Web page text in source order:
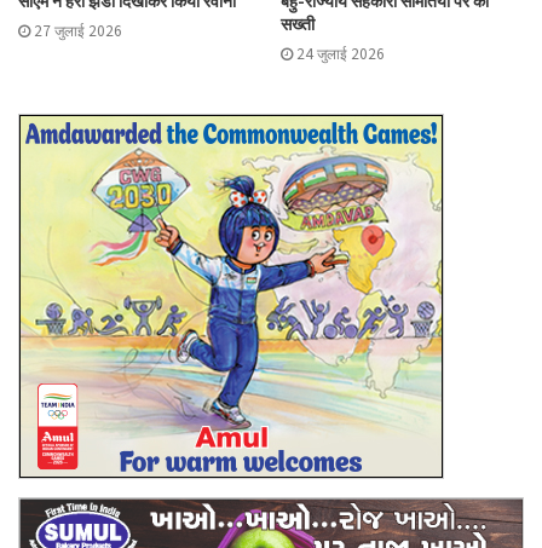
27 जुलाई 2026
सख्ती
24 जुलाई 2026